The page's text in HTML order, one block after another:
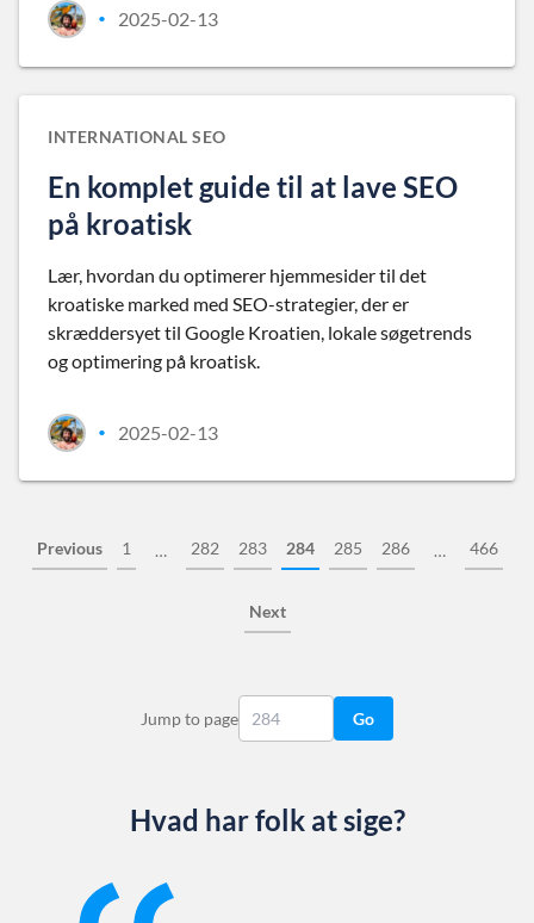
• 2025-02-13
INTERNATIONAL SEO
En komplet guide til at lave SEO
på kroatisk
Lær, hvordan du optimerer hjemmesider til det
kroatiske marked med SEO-strategier, der er
skræddersyet til Google Kroatien, lokale søgetrends
og optimering på kroatisk.
• 2025-02-13
Previous 1 … 282 283 284 285 286 … 466
Next
Jump to page Go
Hvad har folk at sige?